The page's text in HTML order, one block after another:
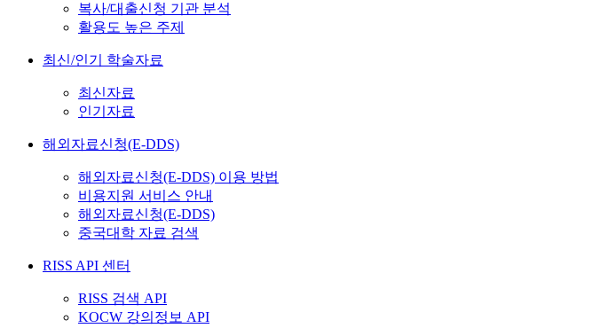
복사/대출신청 기관 분석
활용도 높은 주제
최신/인기 학술자료
최신자료
인기자료
해외자료신청(E-DDS)
해외자료신청(E-DDS) 이용 방법
비용지원 서비스 안내
해외자료신청(E-DDS)
중국대학 자료 검색
RISS API 센터
RISS 검색 API
KOCW 강의정보 API